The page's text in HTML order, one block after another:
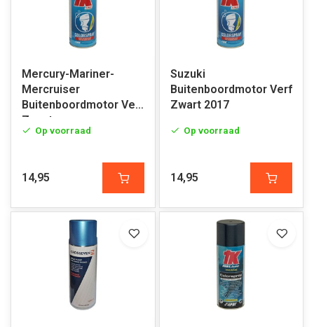
Mercury-Mariner-
Mercruiser
Buitenboordmotor Verf
Zwart
Op voorraad
14,95
Suzuki
Buitenboordmotor Verf
Zwart 2017
Op voorraad
14,95